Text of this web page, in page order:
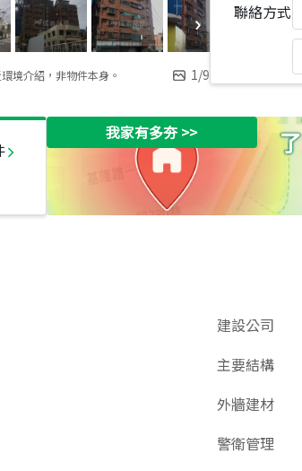
境介紹，非物件本身。 1/9
聯絡方式
我家有多夯>>
建設公司
主要結構
外牆建材
警衛管理